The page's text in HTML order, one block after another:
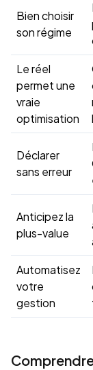
Bien choisir
son régime
Le réel
permet une
vraie
optimisation
Déclarer
sans erreur
Anticipez la
plus-value
Automatisez
votre
gestion